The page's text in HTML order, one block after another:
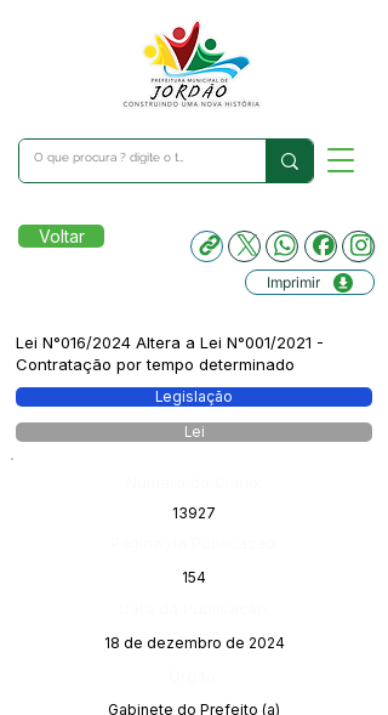
Voltar
Imprimir
Lei N°016/2024 Altera a Lei N°001/2021 -
Contratação por tempo determinado
Legislação
Lei
13927
154
18 de dezembro de 2024
Gabinete do Prefeito (a)